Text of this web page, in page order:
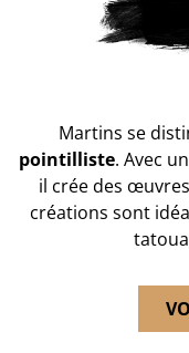
Martins se
pointilliste. Avec
il crée des
créations sont